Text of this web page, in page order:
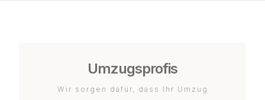
Umzugsprofis
Wir sorgen dafür, dass Ihr Umzug